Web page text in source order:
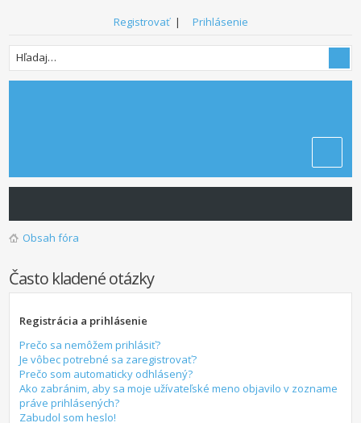
Registrovať| Prihlásenie
Obsah fóra
Často kladené otázky
Registrácia a prihlásenie
Prečo sa nemôžem prihlásiť?
Je vôbec potrebné sa zaregistrovať?
Prečo som automaticky odhlásený?
Ako zabránim, aby sa moje užívateľské meno objavilo v zozname
práve prihlásených?
Zabudol som heslo!